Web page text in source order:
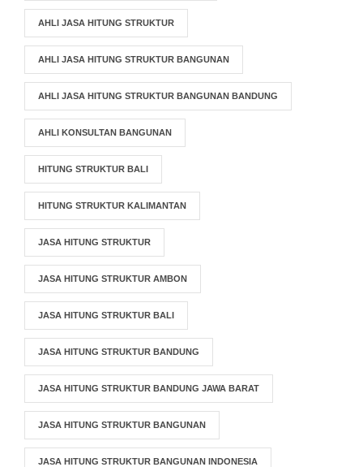
AHLI JASA HITUNG STRUKTUR
AHLI JASA HITUNG STRUKTUR BANGUNAN
AHLI JASA HITUNG STRUKTUR BANGUNAN BANDUNG
AHLI KONSULTAN BANGUNAN
HITUNG STRUKTUR BALI
HITUNG STRUKTUR KALIMANTAN
JASA HITUNG STRUKTUR
JASA HITUNG STRUKTUR AMBON
JASA HITUNG STRUKTUR BALI
JASA HITUNG STRUKTUR BANDUNG
JASA HITUNG STRUKTUR BANDUNG JAWA BARAT
JASA HITUNG STRUKTUR BANGUNAN
JASA HITUNG STRUKTUR BANGUNAN INDONESIA